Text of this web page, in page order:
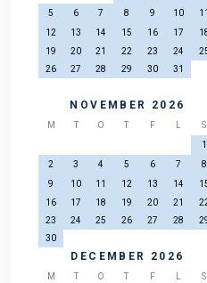
5
6 7 8 9 10
11
12
13 14 15 16 17
19
20 21 22 23 24
26
27 28 29 30 31
NOVEMBER 2026
M T O T F L
S
1
2
3 4 5 6 7
8
9
10 11 12 13 14
16
17 18 19 20 21
23
24 25 26 27 28
30
DECEMBER 2026
M T O T F L
S